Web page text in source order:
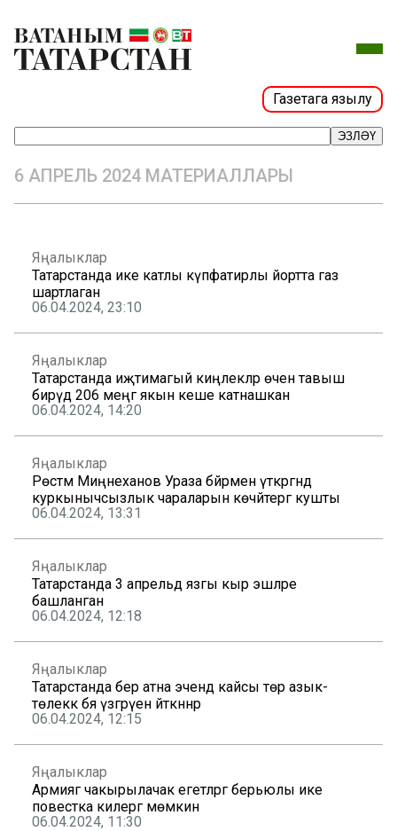
Газетага язылу
ЭЗЛӘҮ
6 АПРЕЛЬ 2024 МАТЕРИАЛЛАРЫ
Яңалыклар
Татарстанда ике катлы күпфатирлы йортта газ
шартлаган
06.04.2024, 23:10
Яңалыклар
Татарстанда иҗтимагый киңлекләр өчен тавыш
бирүдә 206 меңгә якын кеше катнашкан
06.04.2024, 14:20
Яңалыклар
Рөстәм Миңнеханов Ураза бәйрәмен үткәргәндә
куркынычсызлык чараларын көчәйтергә кушты
06.04.2024, 13:31
Яңалыклар
Татарстанда 3 апрельдә язгы кыр эшләре
башланган
06.04.2024, 12:18
Яңалыклар
Татарстанда бер атна эчендә кайсы төр азык-
төлеккә бәя үзгәрүен әйткәннәр
06.04.2024, 12:15
Яңалыклар
Армиягә чакырылачак егетләргә берьюлы ике
повестка килергә мөмкин
06.04.2024, 11:30